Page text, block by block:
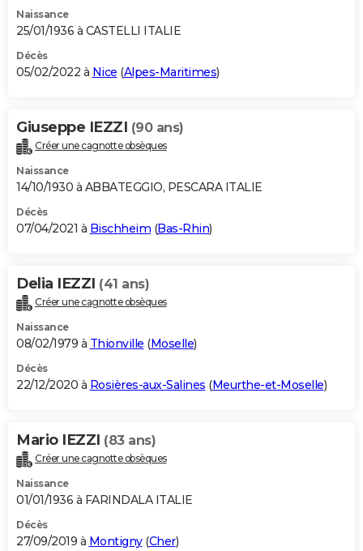
Naissance
25/01/1936 à CASTELLI ITALIE
Décès
05/02/2022 à Nice (Alpes-Maritimes)
Giuseppe IEZZI (90 ans)
Créer une cagnotte obsèques
Naissance
14/10/1930 à ABBATEGGIO, PESCARA ITALIE
Décès
07/04/2021 à Bischheim (Bas-Rhin)
Delia IEZZI (41 ans)
Créer une cagnotte obsèques
Naissance
08/02/1979 à Thionville (Moselle)
Décès
22/12/2020 à Rosières-aux-Salines (Meurthe-et-Moselle)
Mario IEZZI (83 ans)
Créer une cagnotte obsèques
Naissance
01/01/1936 à FARINDALA ITALIE
Décès
27/09/2019 à Montigny(Cher)